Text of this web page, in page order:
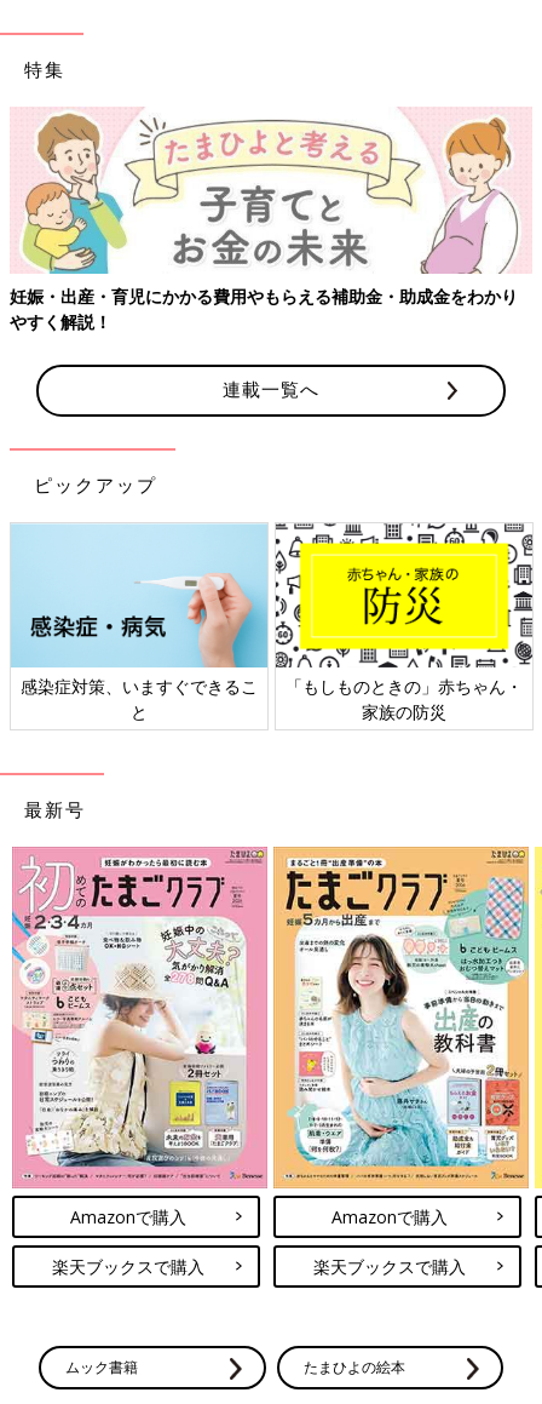
特集
【ワクチン接種できるものも】妊婦の感染症対策、知っておいて！
連載一覧へ
ピックアップ
・
日本外来小児科学会リーフレッ
ト検討会
六星占術 細木かおりさんの人
相談
最新号
Amazonで購入
楽天ブックスで購入
Amazonで購入
楽天ブックスで購入
ムック書籍 たまひよの絵本